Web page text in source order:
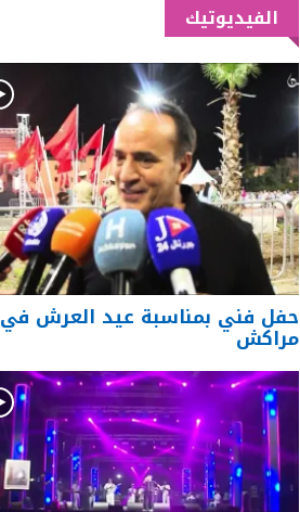
الفيديوتيك
حفل فني بمناسبة عيد العرش في
مراكش